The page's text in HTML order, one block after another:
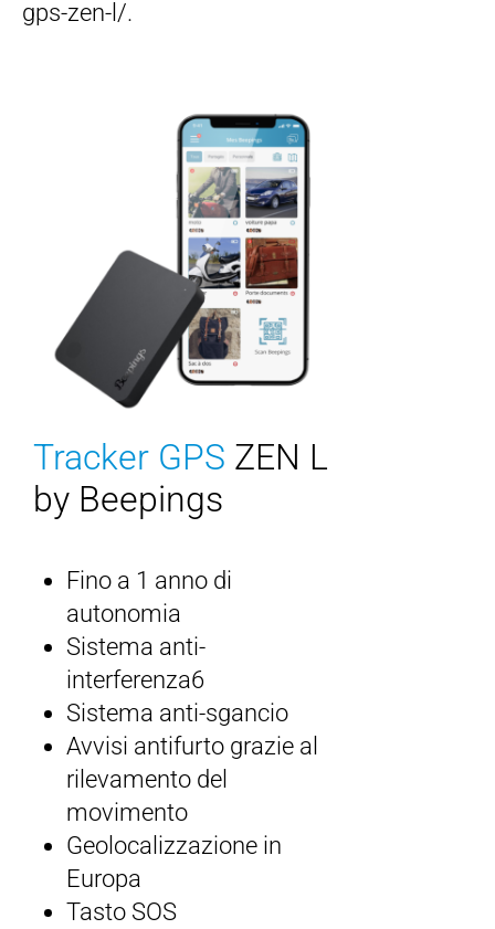
gps-zen-l/.
Tracker GPS ZEN L
by Beepings
Fino a 1 anno di
autonomia
Sistema anti-
interferenza6
Sistema anti-sgancio
Avvisi antifurto grazie al
rilevamento del
movimento
Geolocalizzazione in
Europa
Tasto SOS